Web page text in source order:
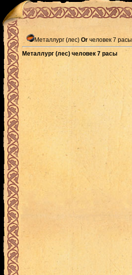
Металлург (лес) Or человек 7 расы
Металлург (лес) человек 7 расы